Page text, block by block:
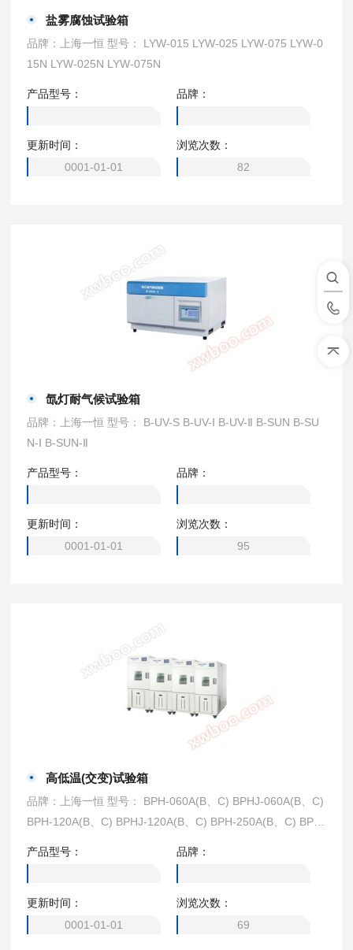
盐雾腐蚀试验箱
品牌：上海一恒 型号： LYW-015 LYW-025 LYW-075 LYW-0
15N LYW-025N LYW-075N
产品型号： 品牌：
更新时间：
0001-01-01
浏览次数：
82
氙灯耐气候试验箱
品牌：上海一恒 型号： B-UV-S B-UV-Ⅰ B-UV-Ⅱ B-SUN B-SU
N-Ⅰ B-SUN-Ⅱ
产品型号： 品牌：
更新时间：
0001-01-01
浏览次数：
95
高低温(交变)试验箱
品牌：上海一恒 型号： BPH-060A(B、C) BPHJ-060A(B、C)
BPH-120A(B、C) BPHJ-120A(B、C) BPH-250A(B、C) BPH
00A(B、C) BPHJ-1000A(B、C) BPHS-060A(B、C) BPHJS-0
60A(B、C) BPHS-120A(B、C) BPHJS-120A(B、C) BPHS-2
50A(B、C) BPHJS-250A(B、C) BPHS-500A(B、C) BPHJS-
500A(B、C) BPHS-1000A(B、C) BPHJS-1000A(B、C)
产品型号： 品牌：
更新时间：
0001-01-01
浏览次数：
69